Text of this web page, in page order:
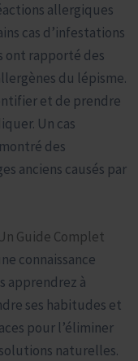
allergiques
cas d’infestations
ont rapporté des
du lépisme.
et de prendre
Un cas
des
anciens causés par
Guide Complet
connaissance
apprendrez à
ses habitudes et
pour l’éliminer
naturelles.